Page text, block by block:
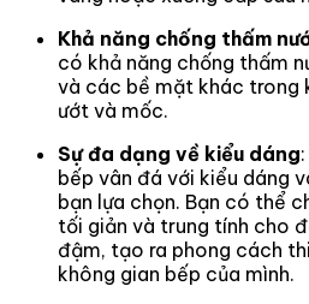
Khả năng chống thấm
có khả năng chống thấm
và các bề mặt khác trong
ướt và mốc.
Sự đa dạng về kiểu dáng
bếp vân đá với kiểu dáng
bạn lựa chọn. Bạn có thể
tối giản và trung tính cho
đậm, tạo ra phong cách
không gian bếp của mình.